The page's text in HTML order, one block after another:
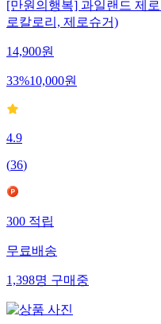
[만원의행복] 과일랜드 제
로칼로리, 제로슈거)
14,900원
33%10,000원
4.9
(36)
300적립
무료배송
1,398명구매중